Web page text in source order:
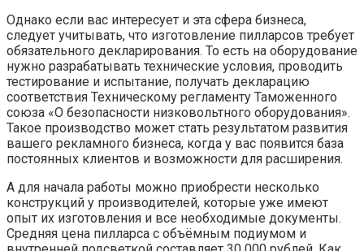
Однако если вас интересует и эта сфера бизнеса,
следует учитывать, что изготовление пилларсов требует
обязательного декларирования. То есть на оборудование
нужно разрабатывать технические условия, проводить
тестирование и испытание, получать декларацию
соответствия Техническому регламенту Таможенного
союза «О безопасности низковольтного оборудования».
Такое производство может стать результатом развития
вашего рекламного бизнеса, когда у вас появится база
постоянных клиентов и возможности для расширения.
А для начала работы можно приобрести несколько
конструкций у производителей, которые уже имеют
опыт их изготовления и все необходимые документы.
Средняя цена пилларса с объёмным подиумом и